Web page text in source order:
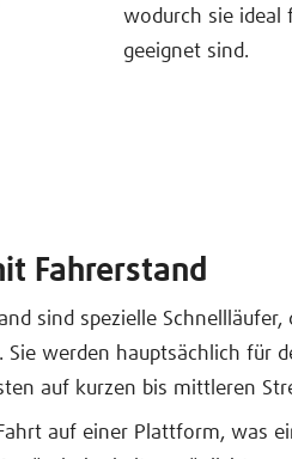
wodurch sie ideal
geeignet sind.
Fahrerstand
sind spezielle Schnellläufer,
Sie werden hauptsächlich für
auf kurzen bis mittleren
auf einer Plattform, was